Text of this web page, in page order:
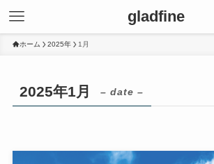
gladfine
ホーム 2025年 1月
2025年1月 – date –